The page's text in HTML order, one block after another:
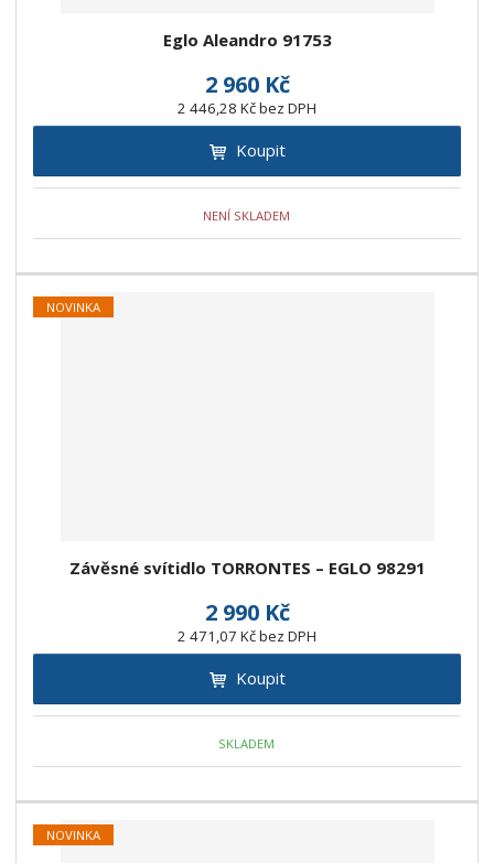
Eglo Aleandro 91753
2 960 Kč
2 446,28 Kč bez DPH
Koupit
NENÍ SKLADEM
NOVINKA
Závěsné svítidlo TORRONTES – EGLO 98291
2 990 Kč
2 471,07 Kč bez DPH
Koupit
SKLADEM
NOVINKA